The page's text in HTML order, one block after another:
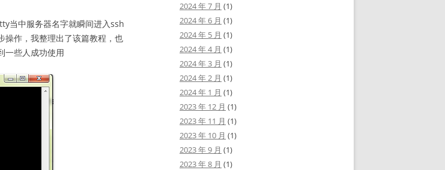
当中服务器名字就瞬间进入ssh
操作，我整理出了该篇教程，也
一些人成功使用
2024 年 7 月 (1)
2024 年 6 月 (1)
2024 年 5 月 (1)
2024 年 4 月 (1)
2024 年 3 月 (1)
2024 年 2 月 (1)
2024 年 1 月 (1)
2023 年 12 月 (1)
2023 年 11 月 (1)
2023 年 10 月 (1)
2023 年 9 月 (1)
2023 年 8 月 (1)